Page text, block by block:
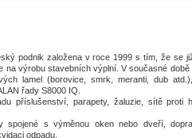
podnik založena v roce 1999 s tím, že se
na výrobu stavebních výplní. V současné
lamel (borovice, smrk, meranti, dub
řady S8000 IQ.
příslušenství, parapety, žaluzie, sítě proti
spojené s výměnou oken nebo dveří,
odpadu.